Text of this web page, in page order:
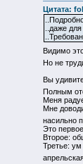
Цитата:
..даже
Видимо
Но не
Вы
Полным
Меня
Мне
насильно
Это первое.
Второе:
Третье: ум